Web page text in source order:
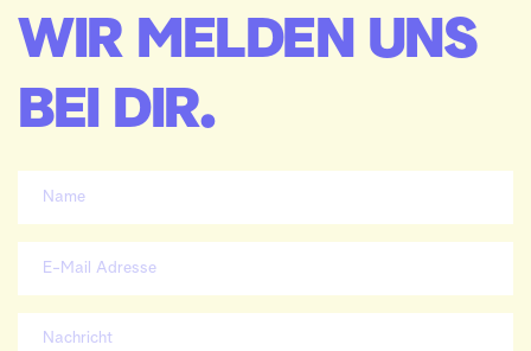
WIR MELDEN UNS
BEI DIR.